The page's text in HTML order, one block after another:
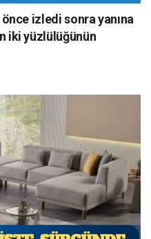
önce izledi sonra yanına
iki yüzlülüğünün